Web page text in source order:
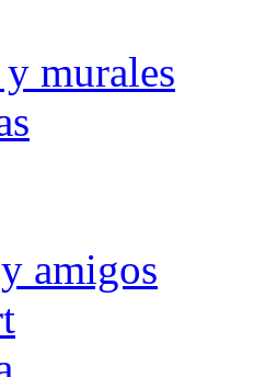
murales
amigos